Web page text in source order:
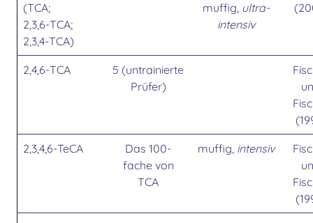
(TCA;
2,3,6-TCA;
2,3,4-TCA)
muffig, ultra-
intensiv
2,4,6-TCA
5 (untrainierte
Prüfer)
2,3,4,6-TeCA
Das 100-
fache von
TCA
muffig, intensiv